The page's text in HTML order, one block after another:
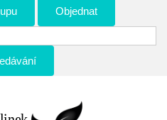
Objednat